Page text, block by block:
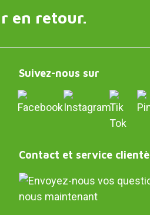
en retour.
Suivez-nous sur
Contact et service
nous maintenant